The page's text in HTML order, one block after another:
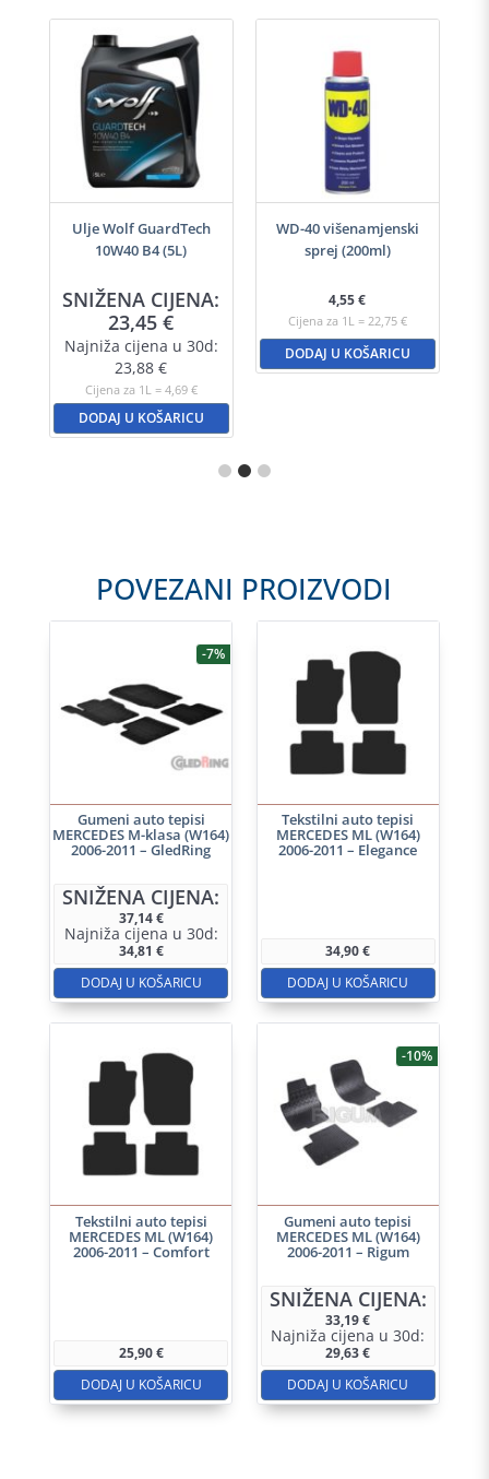
Ulje Wolf GuardTech
10W40 B4 (5L)
SNIŽENA CIJENA:
23,45€
Najniža cijena u 30d:
23,88€
Cijena za 1L = 4,69 €
DODAJ U KOŠARICU
WD-40 višenamjenski
sprej (200ml)
4,55€
Cijena za 1L = 22,75 €
DODAJ U KOŠARICU
POVEZANI PROIZVODI
-7%
Gumeni auto tepisi
MERCEDES M-klasa (W164)
2006-2011 – GledRing
SNIŽENA CIJENA:
37,14€
Najniža cijena u 30d:
34,81 €
DODAJ U KOŠARICU
Tekstilni auto tepisi
MERCEDES ML (W164)
2006-2011 – Elegance
34,90€
DODAJ U KOŠARICU
Tekstilni auto tepisi
MERCEDES ML (W164)
2006-2011 – Comfort
25,90€
DODAJ U KOŠARICU
-10%
Gumeni auto tepisi
MERCEDES ML (W164)
2006-2011 – Rigum
SNIŽENA CIJENA:
33,19€
Najniža cijena u 30d:
29,63€
DODAJ U KOŠARICU